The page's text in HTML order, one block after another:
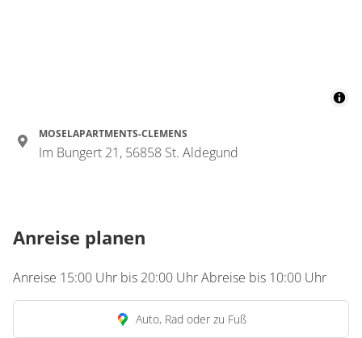
MOSELAPARTMENTS-CLEMENS
Im Bungert 21, 56858 St. Aldegund
Anreise planen
Anreise 15:00 Uhr bis 20:00 Uhr Abreise bis 10:00 Uhr
Auto, Rad oder zu Fuß